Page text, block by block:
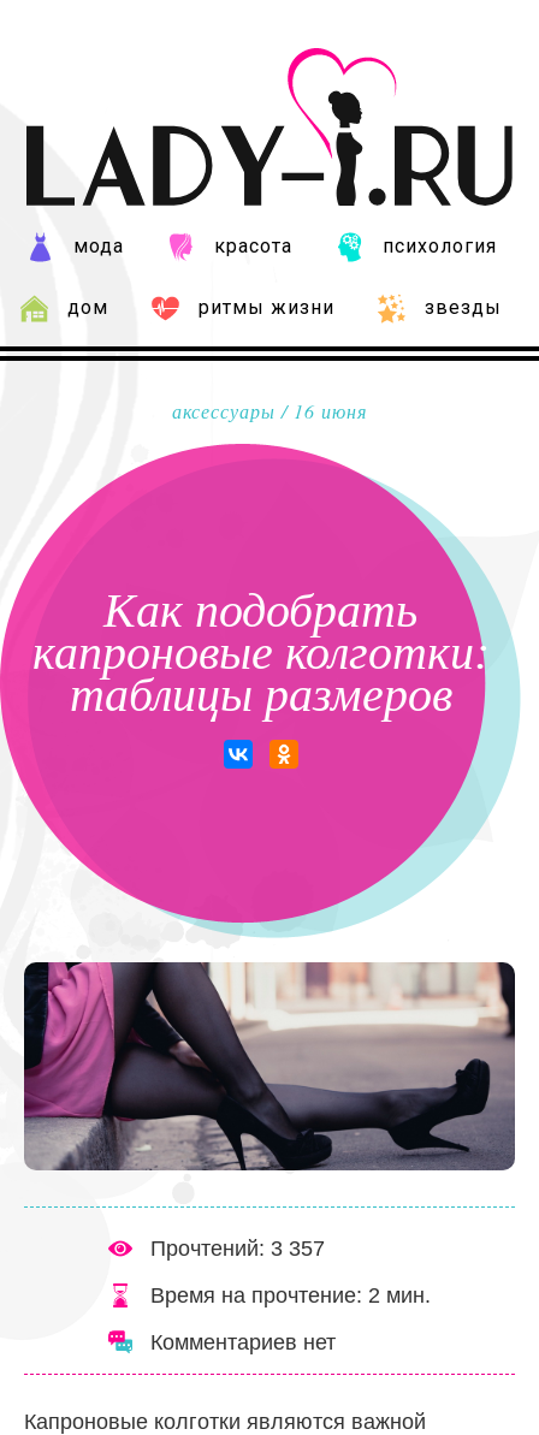
мода красота психология
дом ритмы жизни звезды
аксессуары / 16 июня
Как подобрать
капроновые колготки:
таблицы размеров
Прочтений: 3 357
Время на прочтение: 2 мин.
Комментариев нет
Капроновые колготки являются важной